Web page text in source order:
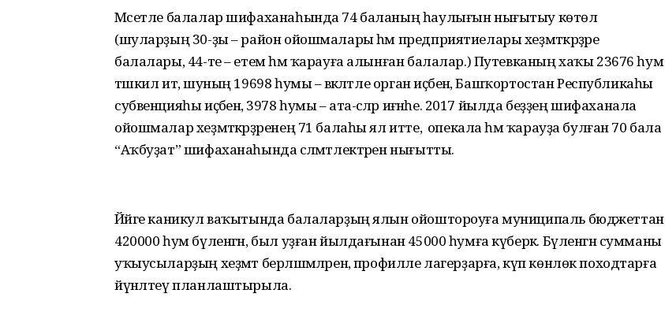
Мәсетле балалар шифаханаһында 74 баланың һаулығын нығытыу көтөлә
(шуларҙың 30-ҙы – район ойошмалары һәм предприятиелары хеҙмәткәрҙәре
балалары, 44-те – етем һәм ҡарауға алынған балалар.) Путевканың хаҡы 23676 һум
тәшкил итә, шуның 19698 һумы – вәкәләтле орган иҫәбенә, Башҡортостан Республикаһы
субвенцияһы иҫәбенә, 3978 һумы – ата-әсәләр иғәнәһе. 2017 йылда беҙҙең шифаханала
ойошмалар хеҙмәткәрҙәренең 71 балаһы ял итте, ә опекала һәм ҡарауҙа булған 70 бала
“Аҡбуҙат” шифаханаһында сәләмәтлектәрен нығытты.
Йәйге каникул ваҡытында балаларҙың ялын ойоштороуға муниципаль бюджеттан
420000 һум бүленгән, был уҙған йылдағынан 45000 һумға күберәк. Бүленгән сумманы
уҡыусыларҙың хеҙмәт берләшмәләренә, профилле лагерҙарға, күп көнлөк походтарға
йүнәлтеү планлаштырыла.